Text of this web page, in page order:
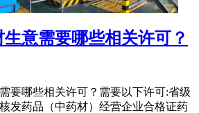
意需要哪些相关许可？
要哪些相关许可？需要以下许可:省级
发药品（中药材）经营企业合格证药